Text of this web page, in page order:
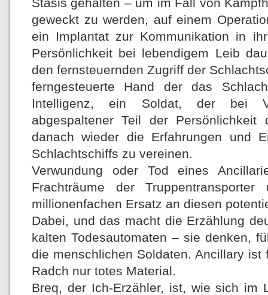
geweckt zu werden, auf einem
ein Implantat zur Kommunikation in
Persönlichkeit bei lebendigem Leib
den fernsteuernden Zugriff der
ferngesteuerte Hand der das
Intelligenz, ein Soldat, der bei
abgespaltener Teil der
danach wieder die Erfahrungen und
Schlachtschiffs zu vereinen.
Verwundung oder Tod eines
Frachträume der
millionenfachen Ersatz an diesen
Dabei, und das macht die Erzählung
kalten Todesautomaten – sie denken,
die menschlichen Soldaten. Ancillary
Radch nur totes Material.
Breq, der Ich-Erzähler, ist, wie sich im